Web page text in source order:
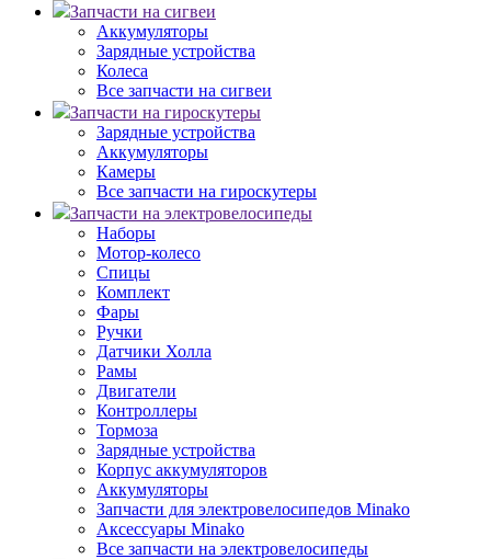
Запчасти на сигвеи
Аккумуляторы
Зарядные устройства
Колеса
Все запчасти на сигвеи
Запчасти на гироскутеры
Зарядные устройства
Аккумуляторы
Камеры
Все запчасти на гироскутеры
Запчасти на электровелосипеды
Наборы
Мотор-колесо
Спицы
Комплект
Фары
Ручки
Датчики Холла
Рамы
Двигатели
Контроллеры
Тормоза
Зарядные устройства
Корпус аккумуляторов
Аккумуляторы
Запчасти для электровелосипедов Minako
Аксессуары Minako
Все запчасти на электровелосипеды